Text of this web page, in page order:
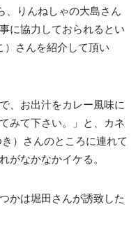
、りんねしゃの大島さん
に協力しておられるとい
）さんを紹介して頂い
、お出汁をカレー風味に
みて下さい。」と、カネ
）さんのところに連れて
がなかなかイケる。
かは堀田さんが誘致した